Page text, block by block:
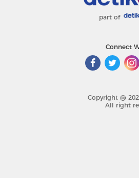
part of
Connect
Copyright @
All right